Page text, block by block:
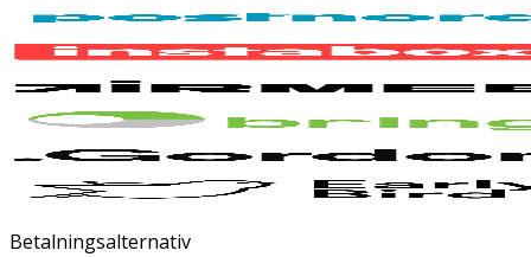
Betalningsalternativ